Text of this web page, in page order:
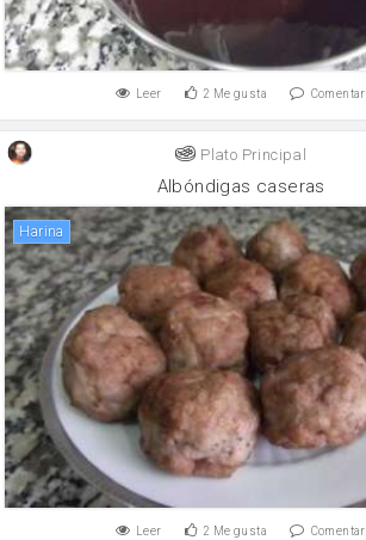
Leer 2 Me gusta Comentar
Plato Principal
Albóndigas caseras
harina
Leer 2 Me gusta Comentar